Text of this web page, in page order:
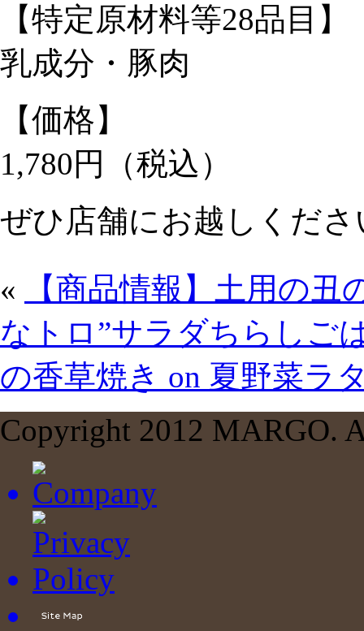
【特定原材料等28品目】
乳成分・豚肉
【価格】
1,780円（税込）
ぜひ店舗にお越しくださ
«
【商品情報】土用の
なトロ”サラダちらしご
の香草焼き on 夏野菜ラ
Copyright 2012 MARGO.